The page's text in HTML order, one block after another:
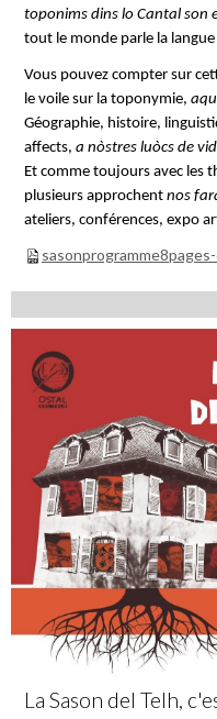
toponims dins lo Cantal son
tout le monde parle la
Vous pouvez compter sur
le voile sur la toponymie,
Géographie, histoire,
affects, a nòstres luòcs de
Et comme toujours avec les
plusieurs approchent nos
ateliers, conférences, expo
La Sason del Telh,